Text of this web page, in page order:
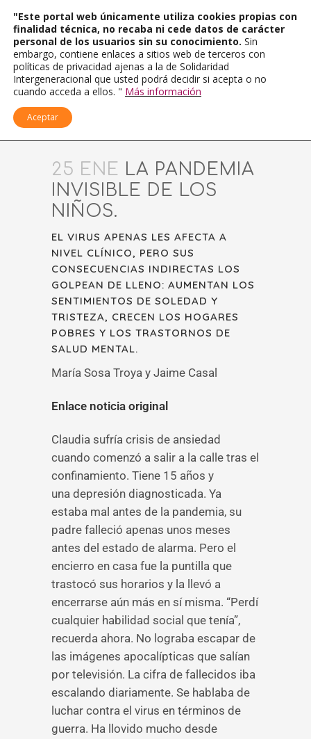
25 ENE LA PANDEMIA
INVISIBLE DE LOS
NIÑOS.
EL VIRUS APENAS LES AFECTA A
NIVEL CLÍNICO, PERO SUS
CONSECUENCIAS INDIRECTAS LOS
GOLPEAN DE LLENO: AUMENTAN LOS
SENTIMIENTOS DE SOLEDAD Y
TRISTEZA, CRECEN LOS HOGARES
POBRES Y LOS TRASTORNOS DE
SALUD MENTAL.
María Sosa Troya y Jaime Casal
Enlace noticia original
Claudia sufría crisis de ansiedad
cuando comenzó a salir a la calle tras el
confinamiento. Tiene 15 años y
una depresión diagnosticada. Ya
estaba mal antes de la pandemia, su
padre falleció apenas unos meses
antes del estado de alarma. Pero el
encierro en casa fue la puntilla que
trastocó sus horarios y la llevó a
encerrarse aún más en sí misma. “Perdí
cualquier habilidad social que tenía”,
recuerda ahora. No lograba escapar de
las imágenes apocalípticas que salían
por televisión. La cifra de fallecidos iba
escalando diariamente. Se hablaba de
luchar contra el virus en términos de
guerra. Ha llovido mucho desde
"Este portal web únicamente utiliza cookies propias con
finalidad técnica, no recaba ni cede datos de carácter
personal de los usuarios sin su conocimiento. Sin
embargo, contiene enlaces a sitios web de terceros con
políticas de privacidad ajenas a la de Solidaridad
Intergeneracional que usted podrá decidir si acepta o no
cuando acceda a ellos. " Más información
Aceptar